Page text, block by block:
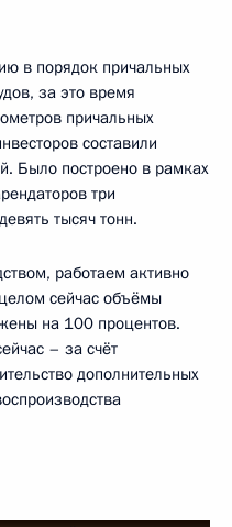
в порядок причальных
за это время
причальных
составили
Было построено в рамках
три
тысяч тонн.
работаем активно
сейчас объёмы
на 100 процентов.
– за счёт
дополнительных